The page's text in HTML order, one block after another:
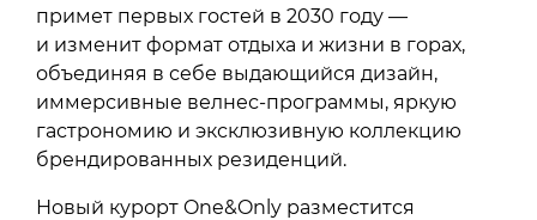
примет первых гостей в 2030 году —
и изменит формат отдыха и жизни в горах,
объединяя в себе выдающийся дизайн,
иммерсивные велнес-программы, яркую
гастрономию и эксклюзивную коллекцию
брендированных резиденций.
Новый курорт One&Only разместится